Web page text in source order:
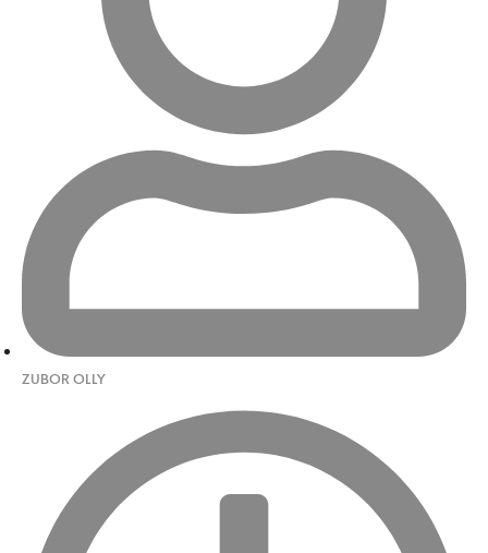
ZUBOR OLLY